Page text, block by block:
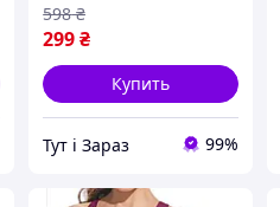
299₴
598 ₴
Купить
Тут і Зараз 99%